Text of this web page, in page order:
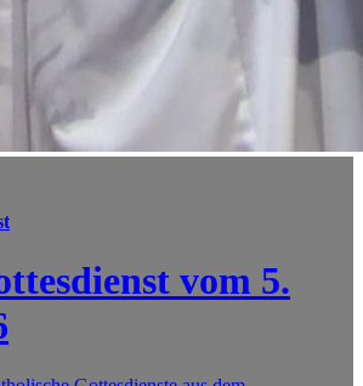
vom 5.